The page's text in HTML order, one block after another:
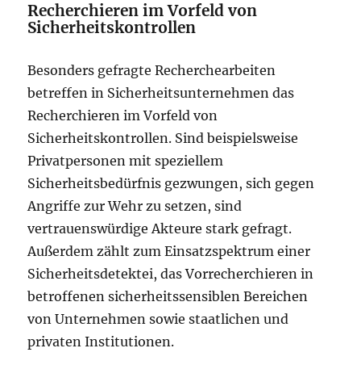
Recherchieren im Vorfeld von
Sicherheitskontrollen
Besonders gefragte Recherchearbeiten
betreffen in Sicherheitsunternehmen das
Recherchieren im Vorfeld von
Sicherheitskontrollen. Sind beispielsweise
Privatpersonen mit speziellem
Sicherheitsbedürfnis gezwungen, sich gegen
Angriffe zur Wehr zu setzen, sind
vertrauenswürdige Akteure stark gefragt.
Außerdem zählt zum Einsatzspektrum einer
Sicherheitsdetektei, das Vorrecherchieren in
betroffenen sicherheitssensiblen Bereichen
von Unternehmen sowie staatlichen und
privaten Institutionen.